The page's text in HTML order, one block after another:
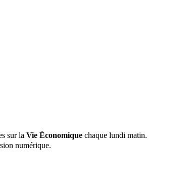
sur la Vie Économique chaque lundi matin.
numérique.